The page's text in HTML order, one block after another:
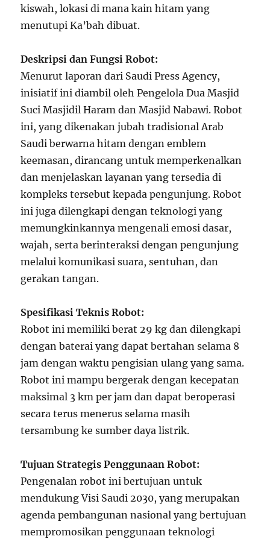
kiswah, lokasi di mana kain hitam yang
menutupi Ka’bah dibuat.
Deskripsi dan Fungsi Robot:
Menurut laporan dari Saudi Press Agency,
inisiatif ini diambil oleh Pengelola Dua Masjid
Suci Masjidil Haram dan Masjid Nabawi. Robot
ini, yang dikenakan jubah tradisional Arab
Saudi berwarna hitam dengan emblem
keemasan, dirancang untuk memperkenalkan
dan menjelaskan layanan yang tersedia di
kompleks tersebut kepada pengunjung. Robot
ini juga dilengkapi dengan teknologi yang
memungkinkannya mengenali emosi dasar,
wajah, serta berinteraksi dengan pengunjung
melalui komunikasi suara, sentuhan, dan
gerakan tangan.
Spesifikasi Teknis Robot:
Robot ini memiliki berat 29 kg dan dilengkapi
dengan baterai yang dapat bertahan selama 8
jam dengan waktu pengisian ulang yang sama.
Robot ini mampu bergerak dengan kecepatan
maksimal 3 km per jam dan dapat beroperasi
secara terus menerus selama masih
tersambung ke sumber daya listrik.
Tujuan Strategis Penggunaan Robot:
Pengenalan robot ini bertujuan untuk
mendukung Visi Saudi 2030, yang merupakan
agenda pembangunan nasional yang bertujuan
mempromosikan penggunaan teknologi